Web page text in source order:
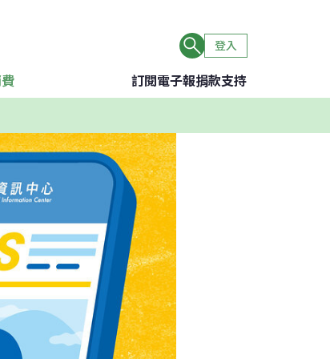
登入
訂閱電子報捐款支持